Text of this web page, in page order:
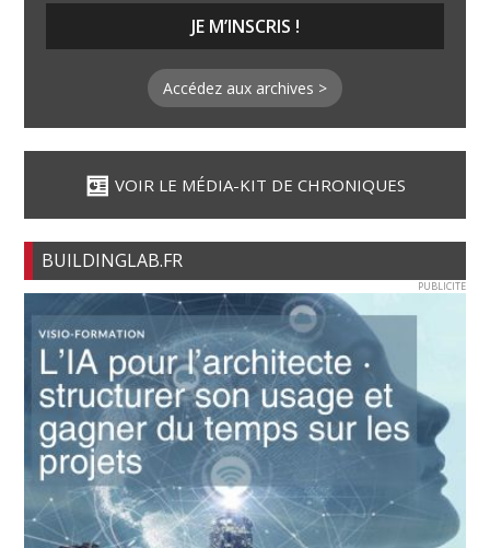
Accédez aux archives >
VOIR LE MÉDIA-KIT DE CHRONIQUES
BUILDINGLAB.FR
PUBLICITE